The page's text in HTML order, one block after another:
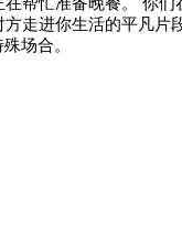
帮忙准备晚餐。 你们
走进你生活的平凡片
场合。